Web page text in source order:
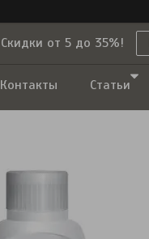
Скидки от 5 до 35%!
Контакты Статьи